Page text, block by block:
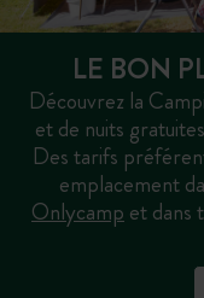
LE BON
Découvrez la
et de nuits
Des tarifs
emplacement
Onlycamp et dans